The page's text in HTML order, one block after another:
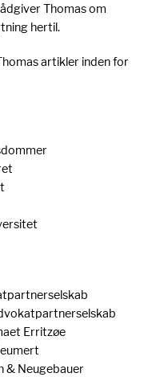
Thomas om
hertil.
artikler inden for
Erritzøe
& Neugebauer